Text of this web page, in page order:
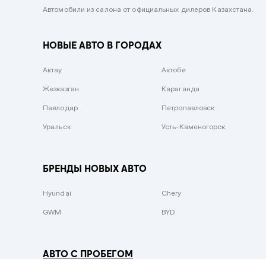
Вишневый
Зеленый металлик
Автомобили из салона от официальных дилеров Казахстана.
НОВЫЕ АВТО В ГОРОДАХ
Актау Актобе
Жезказган Караганда
Павлодар Петропавловск
Уральск Усть-Каменогорск
БРЕНДЫ НОВЫХ АВТО
Hyundai Chery
GWM BYD
АВТО С ПРОБЕГОМ